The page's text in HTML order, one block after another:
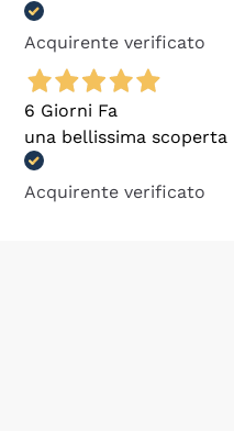
Acquirente verificato
6 Giorni Fa
una bellissima scoperta
Acquirente verificato